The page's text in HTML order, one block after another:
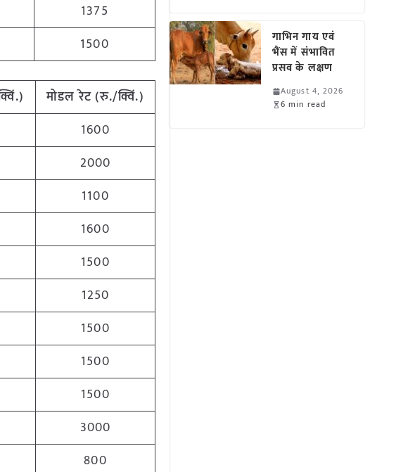
1375
1500
मोडल रेट (रु./क्विं.)
1600
2000
1100
1600
1500
1250
1500
1500
1500
3000
800
गाभिन गाय एवं
भैंस में संभावित
प्रसव के लक्षण
August 4, 2026
6 min read